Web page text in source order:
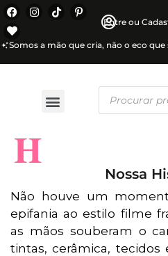
Entre ou
Somos a mão que cria, não o eco que
H Nossa
Não houve um
epifania ao estilo filme
as mãos souberam o
tintas, cerâmica, tecidos